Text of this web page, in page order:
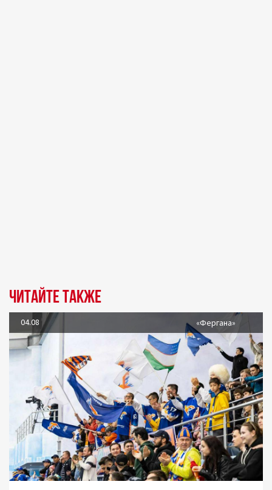
Читайте также
04.08 «Фергана»